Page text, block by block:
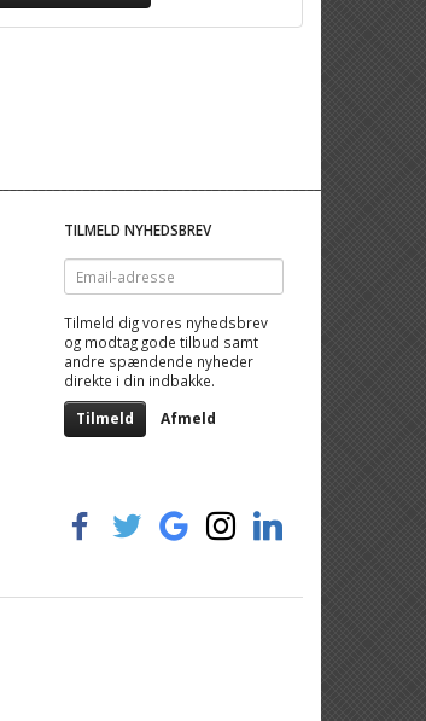
TILMELD NYHEDSBREV
Email-
adresse
Tilmeld dig vores nyhedsbrev
og modtag gode tilbud samt
andre spændende nyheder
direkte i din indbakke.
Tilmeld Afmeld